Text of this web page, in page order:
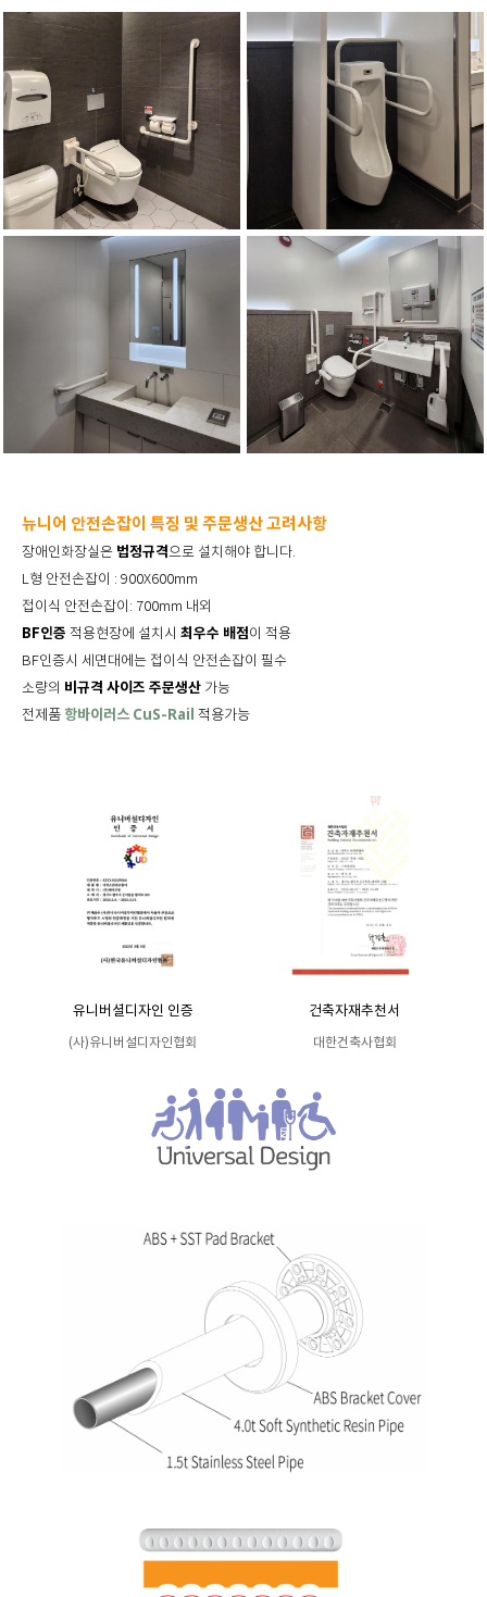
뉴니어 안전손잡이 특징 및 주문생산 고려사항
장애인화장실은 법정규격으로 설치해야 합니다.
L형 안전손잡이 : 900X600mm
접이식 안전손잡이: 700mm 내외
BF인증 적용현장에 설치시 최우수 배점이 적용
BF인증시 세면대에는 접이식 안전손잡이 필수
소량의 비규격 사이즈 주문생산 가능
전제품항바이러스 CuS-Rail 적용가능
유니버셜디자인 인증
(사)유니버설디자인협회
건축자재추천서
대한건축사협회